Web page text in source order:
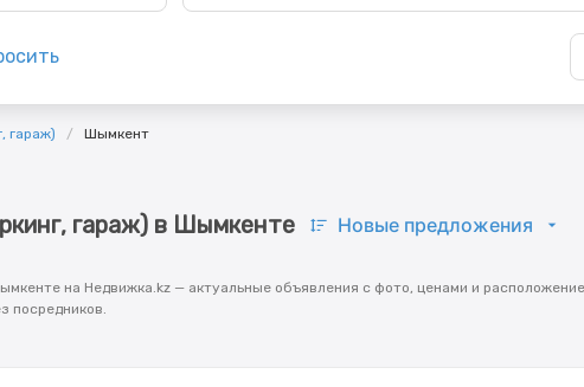
гараж) Шымкент
гараж) в Шымкенте Новые предложения
на Недвижка.kz — актуальные объявления с фото, ценами и
посредников.